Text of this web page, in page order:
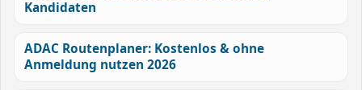
Kandidaten
ADAC Routenplaner: Kostenlos & ohne
Anmeldung nutzen 2026